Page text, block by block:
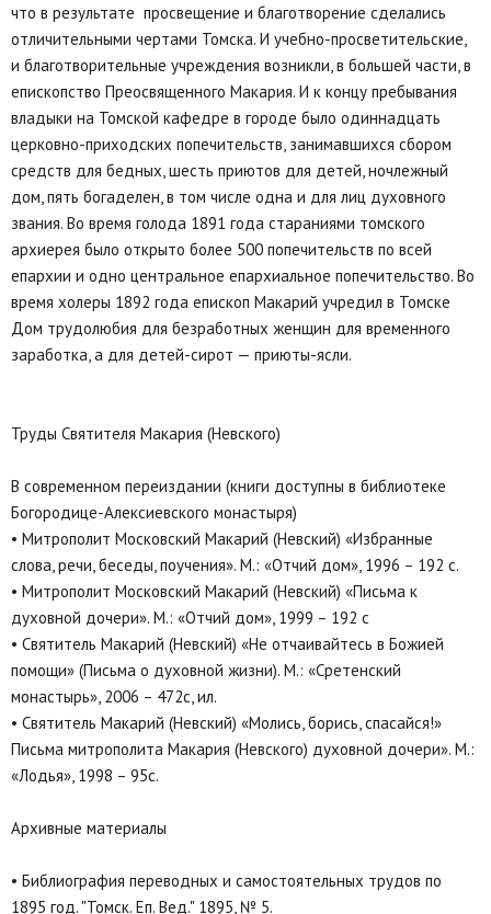
что в результате просвещение и благотворение сделались
отличительными чертами Томска. И учебно-просветительские,
и благотворительные учреждения возникли, в большей части, в
епископство Преосвященного Макария. И к концу пребывания
владыки на Томской кафедре в городе было одиннадцать
церковно-приходских попечительств, занимавшихся сбором
средств для бедных, шесть приютов для детей, ночлежный
дом, пять богаделен, в том числе одна и для лиц духовного
звания. Во время голода 1891 года стараниями томского
архиерея было открыто более 500 попечительств по всей
епархии и одно центральное епархиальное попечительство. Во
время холеры 1892 года епископ Макарий учредил в Томске
Дом трудолюбия для безработных женщин для временного
заработка, а для детей-сирот — приюты-ясли.
Труды Святителя Макария (Невского)
В современном переиздании (книги доступны в библиотеке
Богородице-Алексиевского монастыря)
• Митрополит Московский Макарий (Невский) «Избранные
слова, речи, беседы, поучения». М.: «Отчий дом», 1996 – 192 с.
• Митрополит Московский Макарий (Невский) «Письма к
духовной дочери». М.: «Отчий дом», 1999 – 192 с
• Святитель Макарий (Невский) «Не отчаивайтесь в Божией
помощи» (Письма о духовной жизни). М.: «Сретенский
монастырь», 2006 – 472с, ил.
• Святитель Макарий (Невский) «Молись, борись, спасайся!»
Письма митрополита Макария (Невского) духовной дочери». М.:
«Лодья», 1998 – 95с.
Архивные материалы
• Библиография переводных и самостоятельных трудов по
1895 год. "Томск. Еп. Вед." 1895, № 5.